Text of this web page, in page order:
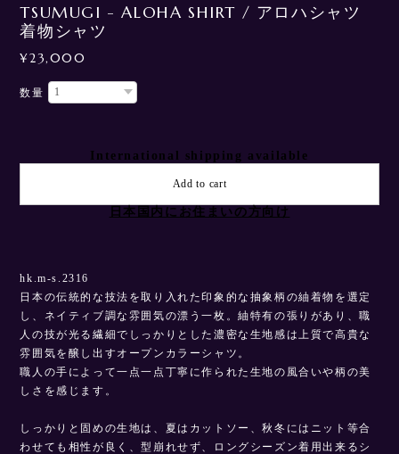
TSUMUGI - ALOHA SHIRT / アロハシャツ
着物シャツ
¥23,000
数量
International shipping available
Add to cart
日本国内にお住まいの方向け
hk.m-s.2316
日本の伝統的な技法を取り入れた印象的な抽象柄の紬着物を選定
し、ネイティブ調な雰囲気の漂う一枚。紬特有の張りがあり、職
人の技が光る繊細でしっかりとした濃密な生地感は上質で高貴な
雰囲気を醸し出すオープンカラーシャツ。
職人の手によって一点一点丁寧に作られた生地の風合いや柄の美
しさを感じます。
しっかりと固めの生地は、夏はカットソー、秋冬にはニット等合
わせても相性が良く、型崩れせず、ロングシーズン着用出来るシ